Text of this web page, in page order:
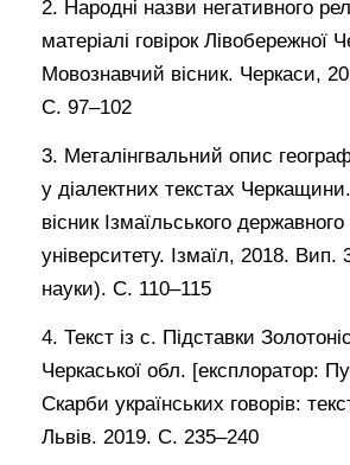
2. Народні назви негативного
матеріалі говірок Лівобережної
Мовознавчий вісник. Черкаси,
С. 97–102
3. Металінгвальний опис
у діалектних текстах
вісник Ізмаїльського державного
університету. Ізмаїл, 2018. Вип.
науки). С. 110–115
4. Текст із с. Підставки
Черкаської обл. [експлоратор:
Скарби українських говорів:
Львів. 2019. С. 235–240